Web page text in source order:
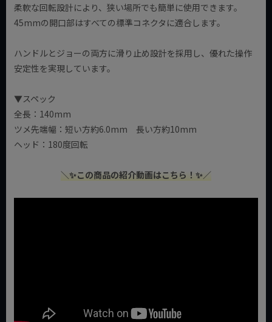
柔軟な回転設計により、狭い場所でも簡単に使用できます。
45mmの開口部はすべての標準コネクタに適合します。
ハンドルとジョーの両方に滑り止め設計を採用し、優れた操作
安定性を実現しています。
▼スペック
全長：140mm
ツメ先端幅：短い方約6.0mm 長い方約10mm
ヘッド：180度回転
＼✨この商品の紹介動画はこちら！✨／